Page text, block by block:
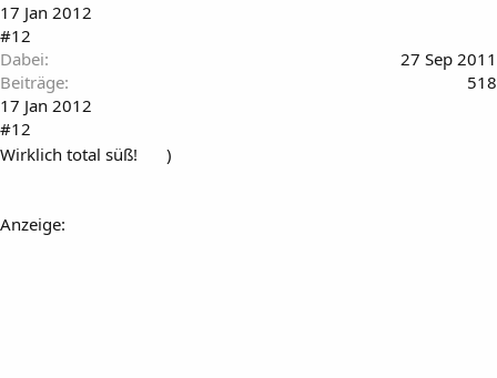
17 Jan 2012
#12
Dabei
27 Sep 2011
Beiträge
518
17 Jan 2012
#12
Wirklich total süß!
)
Anzeige: